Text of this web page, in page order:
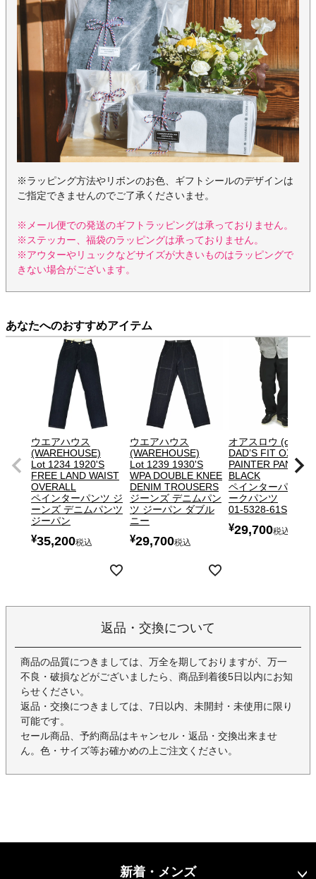
※ラッピング方法やリボンのお色、ギフトシールのデザインは
ご指定できませんのでご了承くださいませ。
※メール便での発送のギフトラッピングは承っておりません。
※ステッカー、福袋のラッピングは承っておりません。
※アウターやリュックなどサイズが大きいものはラッピングで
きない場合がございます。
あなたへのおすすめアイテム
ウエアハウス
(WAREHOUSE)
Lot 1234 1920'S
FREE LAND WAIST
OVERALL
ペインターパンツ ジ
ーンズ デニムパンツ
ジーパン
¥35,200税込
ウエアハウス
(WAREHOUSE)
Lot 1239 1930'S
WPA DOUBLE KNEE
DENIM TROUSERS
ジーンズ デニムパン
ツ ジーパン ダブル
ニー
¥29,700税込
オアスロウ
DAD’S FIT
PAINTER PANTS
BLACK
ペインターパンツ
ークパンツ
01-5328-61S
¥29,700税込
返品・交換について
商品の品質につきましては、万全を期しておりますが、万一
不良・破損などがございましたら、商品到着後5日以内にお知
らせください。
返品・交換につきましては、7日以内、未開封・未使用に限り
可能です。
セール商品、予約商品はキャンセル・返品・交換出来ませ
ん。色・サイズ等お確かめの上ご注文ください。
新着・メンズ